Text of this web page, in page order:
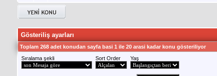
Gösteriliş ayarları
Toplam 268 adet konudan sayfa basi 1 ile 20 arasi kadar konu gösteriliyor
Sıralama şekli
Sort Order Yaş